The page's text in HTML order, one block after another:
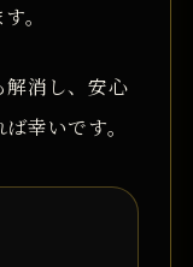
。
解消し、安心
幸いです。